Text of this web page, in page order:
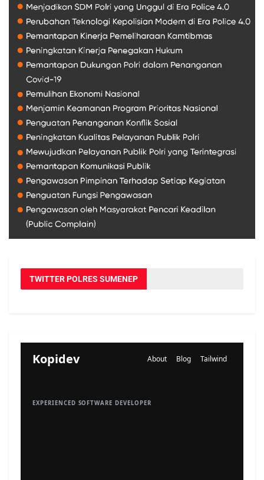
TWITTER POLRES SUMENEP